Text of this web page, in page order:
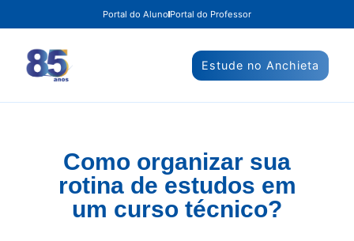
Portal do Aluno Portal do Professor
Estude no Anchieta
Como organizar sua
rotina de estudos em
um curso técnico?